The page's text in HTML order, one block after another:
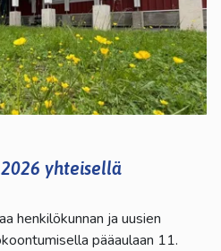
yhteisellä
henkilökunnan ja uusien
pääaulaan 11.